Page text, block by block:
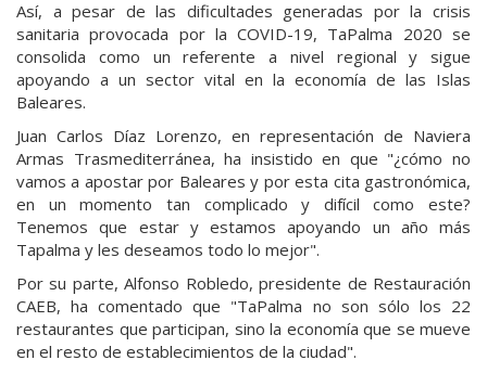
Así, a pesar de las dificultades generadas por la crisis
sanitaria provocada por la COVID-19, TaPalma 2020 se
consolida como un referente a nivel regional y sigue
apoyando a un sector vital en la economía de las Islas
Baleares.
Juan Carlos Díaz Lorenzo, en representación de Naviera
Armas Trasmediterránea, ha insistido en que "¿cómo no
vamos a apostar por Baleares y por esta cita gastronómica,
en un momento tan complicado y difícil como este?
Tenemos que estar y estamos apoyando un año más
Tapalma y les deseamos todo lo mejor".
Por su parte, Alfonso Robledo, presidente de Restauración
CAEB, ha comentado que "TaPalma no son sólo los 22
restaurantes que participan, sino la economía que se mueve
en el resto de establecimientos de la ciudad".